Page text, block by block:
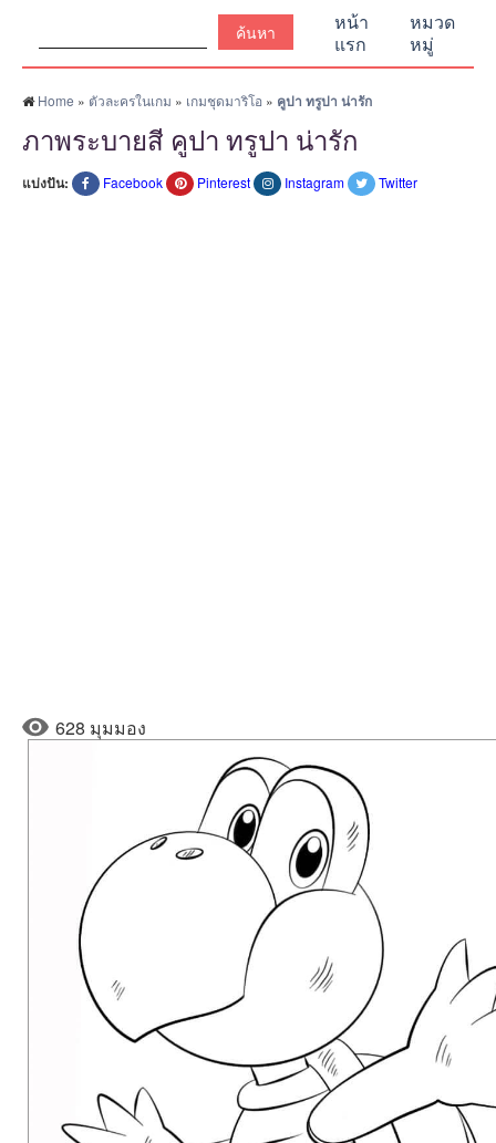
หน้า
แรก
หมวด
หมู่
Home » ตัวละครในเกม » เกมชุดมาริโอ » คูปา ทรูปา น่ารัก
ภาพระบายสี คูปา ทรูปา น่ารัก
แบ่งปัน: Facebook Pinterest Instagram Twitter
628 มุมมอง